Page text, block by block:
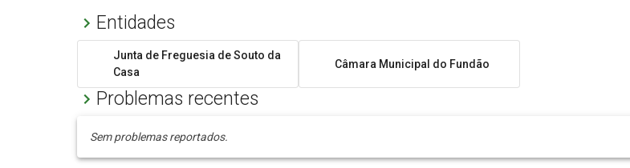
Entidades
Junta de Freguesia de Souto da
Casa
Câmara Municipal do Fundão
Problemas recentes
Sem problemas reportados.